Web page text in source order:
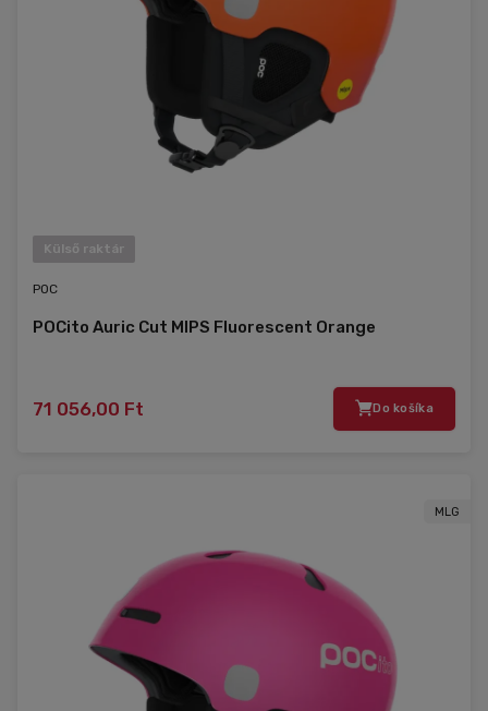
Külső raktár
POC
POCito Auric Cut MIPS Fluorescent Orange
71 056,00 Ft Do košíka
MLG